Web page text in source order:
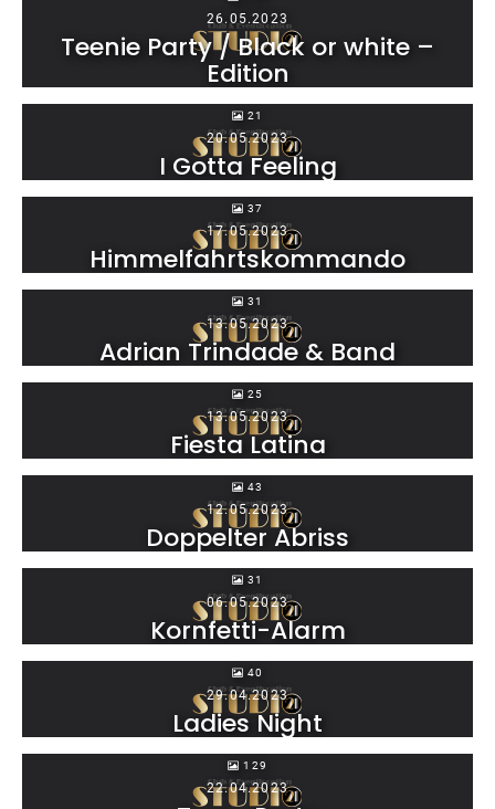
26.05.2023
Teenie Party / Black or white –
Edition
21
20.05.2023
I Gotta Feeling
37
17.05.2023
Himmelfahrtskommando
31
13.05.2023
Adrian Trindade & Band
25
13.05.2023
Fiesta Latina
43
12.05.2023
Doppelter Abriss
31
06.05.2023
Kornfetti-Alarm
40
29.04.2023
Ladies Night
129
22.04.2023